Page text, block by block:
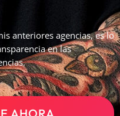
anteriores agencias, es lo
en las